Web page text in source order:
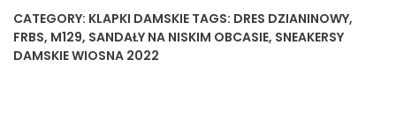
CATEGORY: KLAPKI DAMSKIE TAGS: DRES DZIANINOWY,
FRBS, M129, SANDAŁY NA NISKIM OBCASIE, SNEAKERSY
DAMSKIE WIOSNA 2022